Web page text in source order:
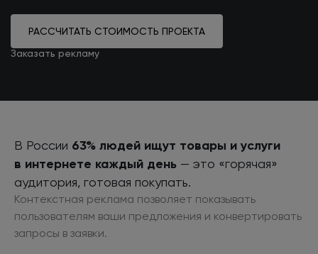
РАССЧИТАТЬ СТОИМОСТЬ ПРОЕКТА
Заказать рекламу
В России 63% людей ищут товары и услуги
в интернете каждый день — это «горячая»
аудитория, готовая покупать.
Контекстная реклама позволяет показывать
пользователям ваши предложения и конвертировать
запросы в заявки.